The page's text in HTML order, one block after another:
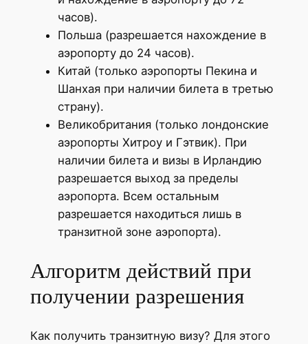
часов).
Польша (разрешается нахождение в
аэропорту до 24 часов).
Китай (только аэропорты Пекина и
Шанхая при наличии билета в третью
страну).
Великобритания (только лондонские
аэропорты Хитроу и Гэтвик). При
наличии билета и визы в Ирландию
разрешается выход за пределы
аэропорта. Всем остальным
разрешается находиться лишь в
транзитной зоне аэропорта).
Алгоритм действий при
получении разрешения
Как получить транзитную визу? Для этого